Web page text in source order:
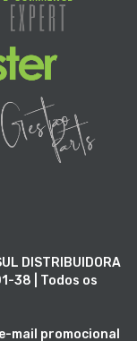
DISTRIBUIDORA
38 | Todos os
mail promocional